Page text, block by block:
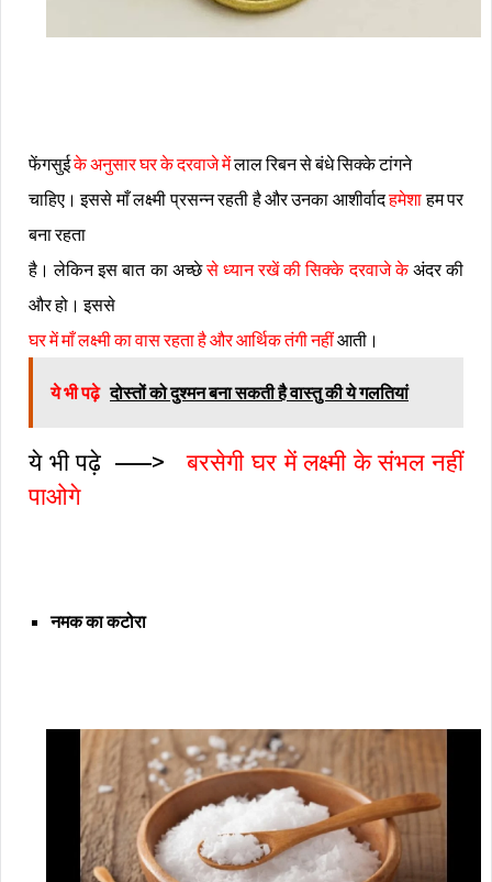
फेंगसुईके अनुसार घर के दरवाजे मेंलाल रिबन से बंधे सिक्के टांगने
चाहिए। इससे माँ लक्ष्मी प्रसन्न रहती है और उनका आशीर्वादहमेशाहम पर
बना रहता
है। लेकिन इस बात का अच्छेसे ध्यान रखें की सिक्के दरवाजे केअंदर की
और हो। इससे
घर में माँ लक्ष्मी का वास रहता है और आर्थिक तंगी नहींआती।
ये भी पढ़े दोस्तों को दुश्मन बना सकती है वास्तु की ये गलतियां
ये भी पढ़े —–>बरसेगी घर में लक्ष्मी के संभल नहीं
पाओगे
नमक का कटोरा